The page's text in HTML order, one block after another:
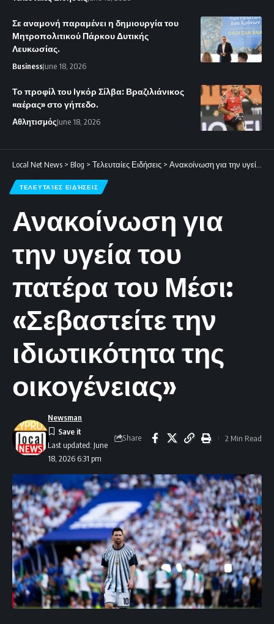
Σε αναμονή παραμένει η δημιουργία του
Μητροπολιτικού Πάρκου Δυτικής
Λευκωσίας.
BusinessJune 18, 2026
Το προφίλ του Ιγκόρ Σίλβα: Βραζιλιάνικος
«αέρας» στο γήπεδο.
ΑθλητισμόςJune 18, 2026
Local Net News > Blog > Τελευταίες Ειδήσεις > Ανακοίνωση για την υγεία του πατέρα του Μέσι: «Σεβαστείτε την ιδιωτικότητα της οικογένειας»
ΤΕΛΕΥΤΑΊΕΣ ΕΙΔΉΣΕΙΣ
Ανακοίνωση για
την υγεία του
πατέρα του Μέσι:
«Σεβαστείτε την
ιδιωτικότητα της
οικογένειας»
Last updated: June
18, 2026 6:31 pm
Newsman
Share 2 Min Read